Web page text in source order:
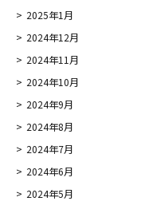
2025年1月
2024年12月
2024年11月
2024年10月
2024年9月
2024年8月
2024年7月
2024年6月
2024年5月